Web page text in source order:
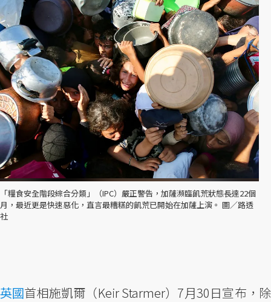
「糧食安全階段綜合分類」（IPC）嚴正警告，加薩瀕臨飢荒狀態長達22個
月，最近更是快速惡化，直言最糟糕的飢荒已開始在加薩上演。 圖／路透
社
英國首相施凱爾（Keir Starmer）7月30日宣布，除